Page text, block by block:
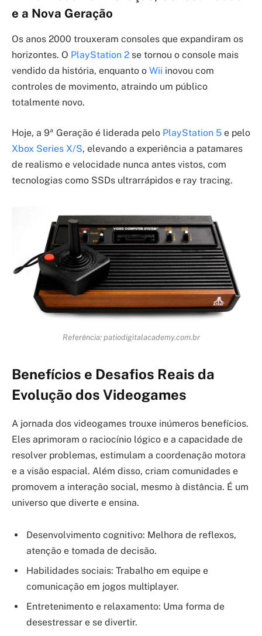
e a Nova Geração
Os anos 2000 trouxeram consoles que expandiram os
horizontes. O PlayStation 2 se tornou o console mais
vendido da história, enquanto o Wii inovou com
controles de movimento, atraindo um público
totalmente novo.
Hoje, a 9ª Geração é liderada pelo PlayStation 5 e pelo
Xbox Series X/S, elevando a experiência a patamares
de realismo e velocidade nunca antes vistos, com
tecnologias como SSDs ultrarrápidos e ray tracing.
Referência: patiodigitalacademy.com.br
Benefícios e Desafios Reais da
Evolução dos Videogames
A jornada dos videogames trouxe inúmeros benefícios.
Eles aprimoram o raciocínio lógico e a capacidade de
resolver problemas, estimulam a coordenação motora
e a visão espacial. Além disso, criam comunidades e
promovem a interação social, mesmo à distância. É um
universo que diverte e ensina.
Desenvolvimento cognitivo: Melhora de reflexos,
atenção e tomada de decisão.
Habilidades sociais: Trabalho em equipe e
comunicação em jogos multiplayer.
Entretenimento e relaxamento: Uma forma de
desestressar e se divertir.